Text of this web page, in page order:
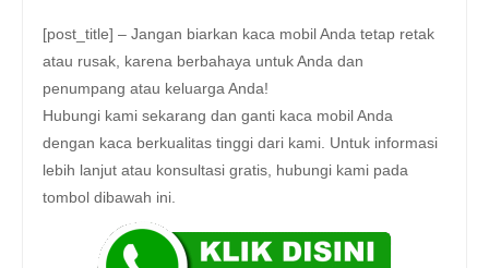
[post_title] – Jangan biarkan kaca mobil Anda tetap retak
atau rusak, karena berbahaya untuk Anda dan
penumpang atau keluarga Anda!
Hubungi kami sekarang dan ganti kaca mobil Anda
dengan kaca berkualitas tinggi dari kami. Untuk informasi
lebih lanjut atau konsultasi gratis, hubungi kami pada
tombol dibawah ini.